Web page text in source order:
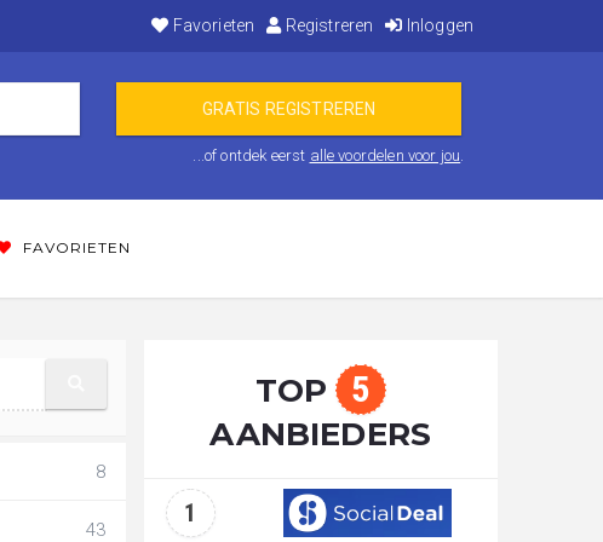
Favorieten Registreren Inloggen
...of ontdek eerst alle voordelen voor jou.
FAVORIETEN
8
43
TOP 5
AANBIEDERS
1